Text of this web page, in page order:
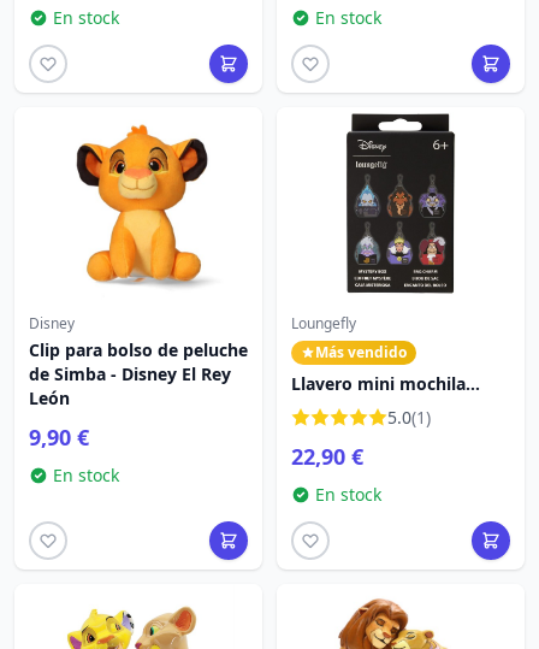
En stock
En stock
Disney
Clip para bolso de peluche
de Simba - Disney El Rey
León
9,90 €
En stock
Loungefly
Más vendido
Llavero mini mochila
misterio de los villanos -
Disney Loungefly
5.0(1)
22,90 €
En stock